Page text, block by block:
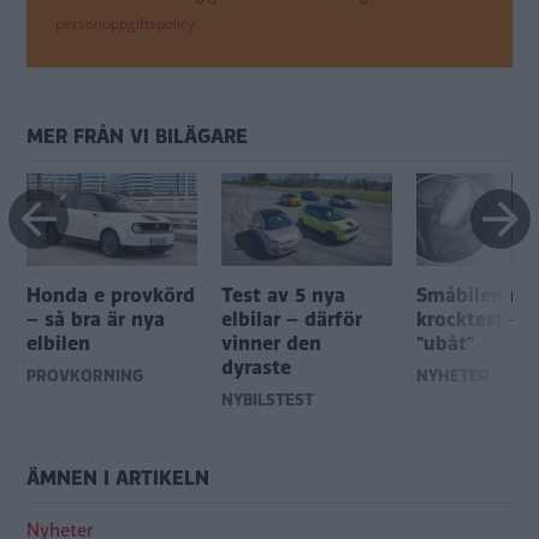
personuppgiftspolicy.
MER FRÅN VI BILÄGARE
Honda e provkörd
– så bra är nya
elbilen
PROVKÖRNING
Test av 5 nya
elbilar – därför
vinner den
dyraste
NYBILSTEST
Småbilen
krocktest –
"ubåt"
NYHETER
ÄMNEN I ARTIKELN
Nyheter